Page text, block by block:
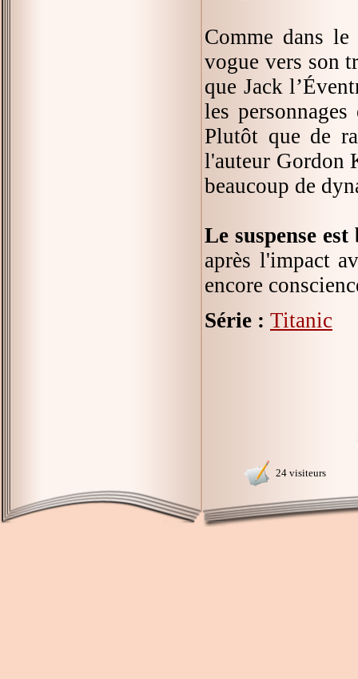
Comme dans
vogue vers son
que Jack
les
Plutôt que de
l'auteur Gordon
beaucoup de
Le suspense
après l'impact
encore
Série : Titanic
24 visiteurs